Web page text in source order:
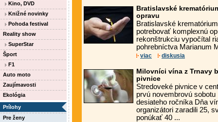
Kino, DVD
Knižné novinky
Pohoda festival
Reality show
SuperStar
Šport
F1
Auto moto
Zaujímavosti
Ekológia
Prílohy
Pre ženy
Bratislavské
opravu
Bratislavské
potrebovať komplexnú
rekonštrukciu vypočítal
pohrebníctva Marianum
viac diskusia
Milovníci vína z Trnavy
pivnice
Stredoveké pivnice v
prvú novembrovú
desiateho ročníka Dňa
organizátori zaradili 25,
ponúkať 40 ...